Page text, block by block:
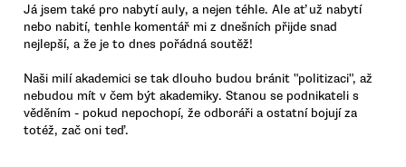
Já jsem také pro nabytí auly, a nejen téhle. Ale ať už nabytí
nebo nabití, tenhle komentář mi z dnešních přijde snad
nejlepší, a že je to dnes pořádná soutěž!
Naši milí akademici se tak dlouho budou bránit "politizaci", až
nebudou mít v čem být akademiky. Stanou se podnikateli s
věděním - pokud nepochopí, že odboráři a ostatní bojují za
totéž, zač oni teď.